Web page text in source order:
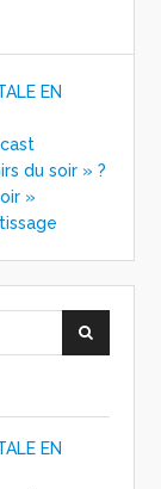
EN
du soir » ?
»
EN